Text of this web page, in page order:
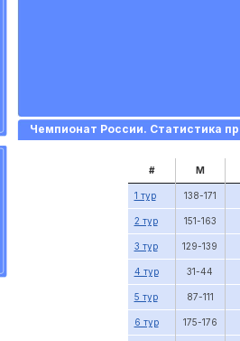
Чемпионат России. Статистика
# М
1 тур 138-171
2 тур 151-163
3 тур 129-139
4 тур 31-44
5 тур 87-111
6 тур 175-176